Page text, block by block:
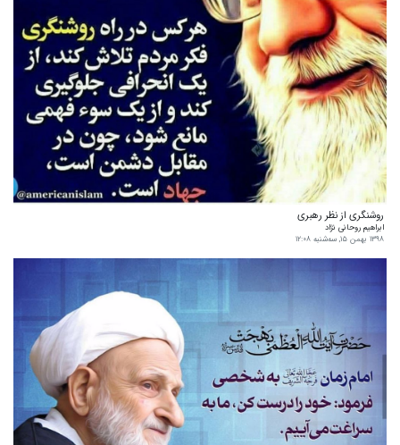
روشنگری از نظر رهبری
ابراهیم روحانی نژاد
۱۳۹۸ بهمن ۱۵, سه‌شنبه ۱۲:۰۸